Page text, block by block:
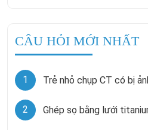
CÂU HỎI MỚI NHẤT
1 Trẻ nhỏ chụp CT có bị
2 Ghép sọ bằng lưới